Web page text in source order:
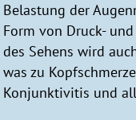
Belastung der
Form von Druck-
des Sehens wird
was zu
Konjunktivitis und